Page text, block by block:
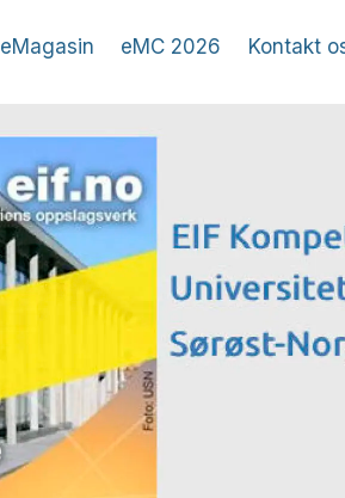
eMagasin eMC 2026 Kontakt